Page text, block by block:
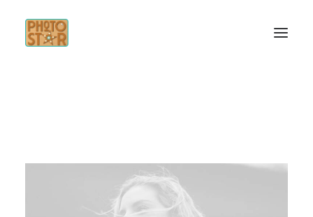
INSPÍRATE
CONTACTO